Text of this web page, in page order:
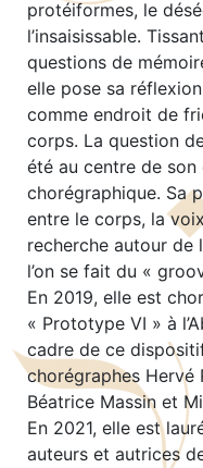
protéiformes, le
l’insaisissable.
questions de
elle pose sa
comme endroit de
corps. La question
été au centre de
chorégraphique. Sa
entre le corps, la
recherche autour de
l’on se fait du «
En 2019, elle est
« Prototype VI » à
cadre de ce
chorégraphes Hervé
Béatrice Massin et
En 2021, elle est
auteurs et autrices